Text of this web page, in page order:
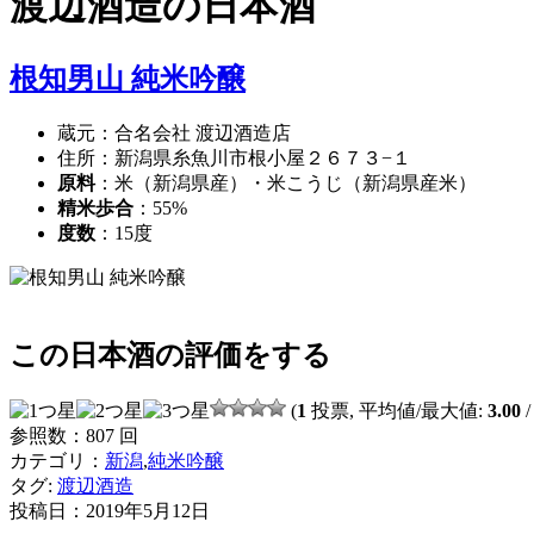
根知男山 純米吟醸
蔵元：合名会社 渡辺酒造店
住所：新潟県糸魚川市根小屋２６７３−１
原料：米（新潟県産）・米こうじ（新潟県産米）
精米歩合 ：55%
度数 ：15度
この日本酒の評価をする
(1 投票, 平均値/最大値: 3.00 /
参照数：807 回
カテゴリ： 新潟,純米吟醸
タグ: 渡辺酒造
投稿日： 2019年5月12日